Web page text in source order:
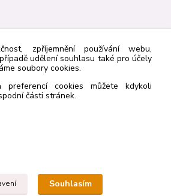
98205/
zpříjemnění používání webu,
udělení souhlasu také pro účely
soubory cookies.
preferencí cookies můžete kdykoli
části stránek.
Souhlasím